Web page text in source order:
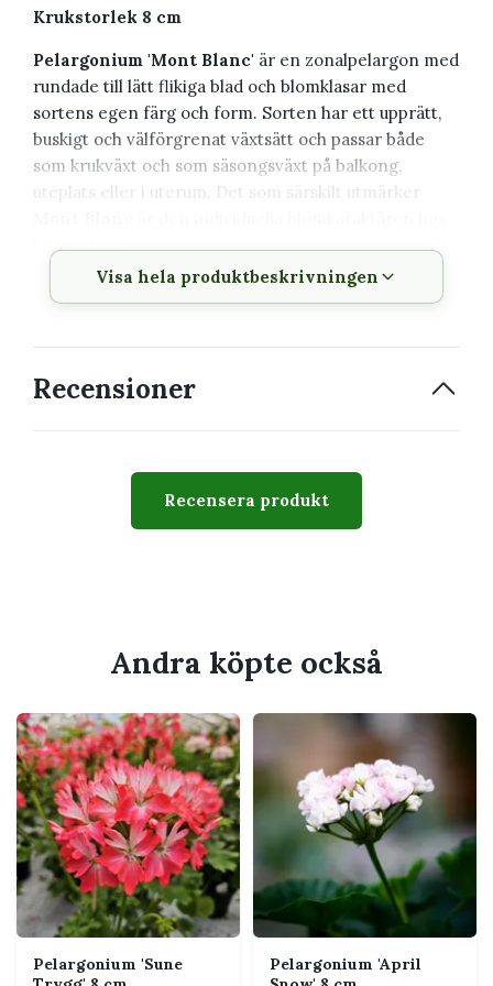
Krukstorlek 8 cm
Pelargonium 'Mont Blanc' är en zonalpelargon med
rundade till lätt flikiga blad och blomklasar med
sortens egen färg och form. Sorten har ett upprätt,
buskigt och välförgrenat växtsätt och passar både
som krukväxt och som säsongsväxt på balkong,
uteplats eller i uterum. Det som särskilt utmärker
Växtbeskrivning
namn
Geraniaceae
Lätt till medel
Husdjur
Bör hållas utom räckhåll för
katt och hund som tuggar på
växter
Passar perfekt för
Mycket ljust eller soligt läge
Solig fönsterbräda, balkong, uterum eller
uteplats
Dig som vill spara och övervintra
Visa hela produktbeskrivningen
Recensioner
Recensera produkt
Andra köpte också
Pelargonium 'Sune
Pelargonium 'April